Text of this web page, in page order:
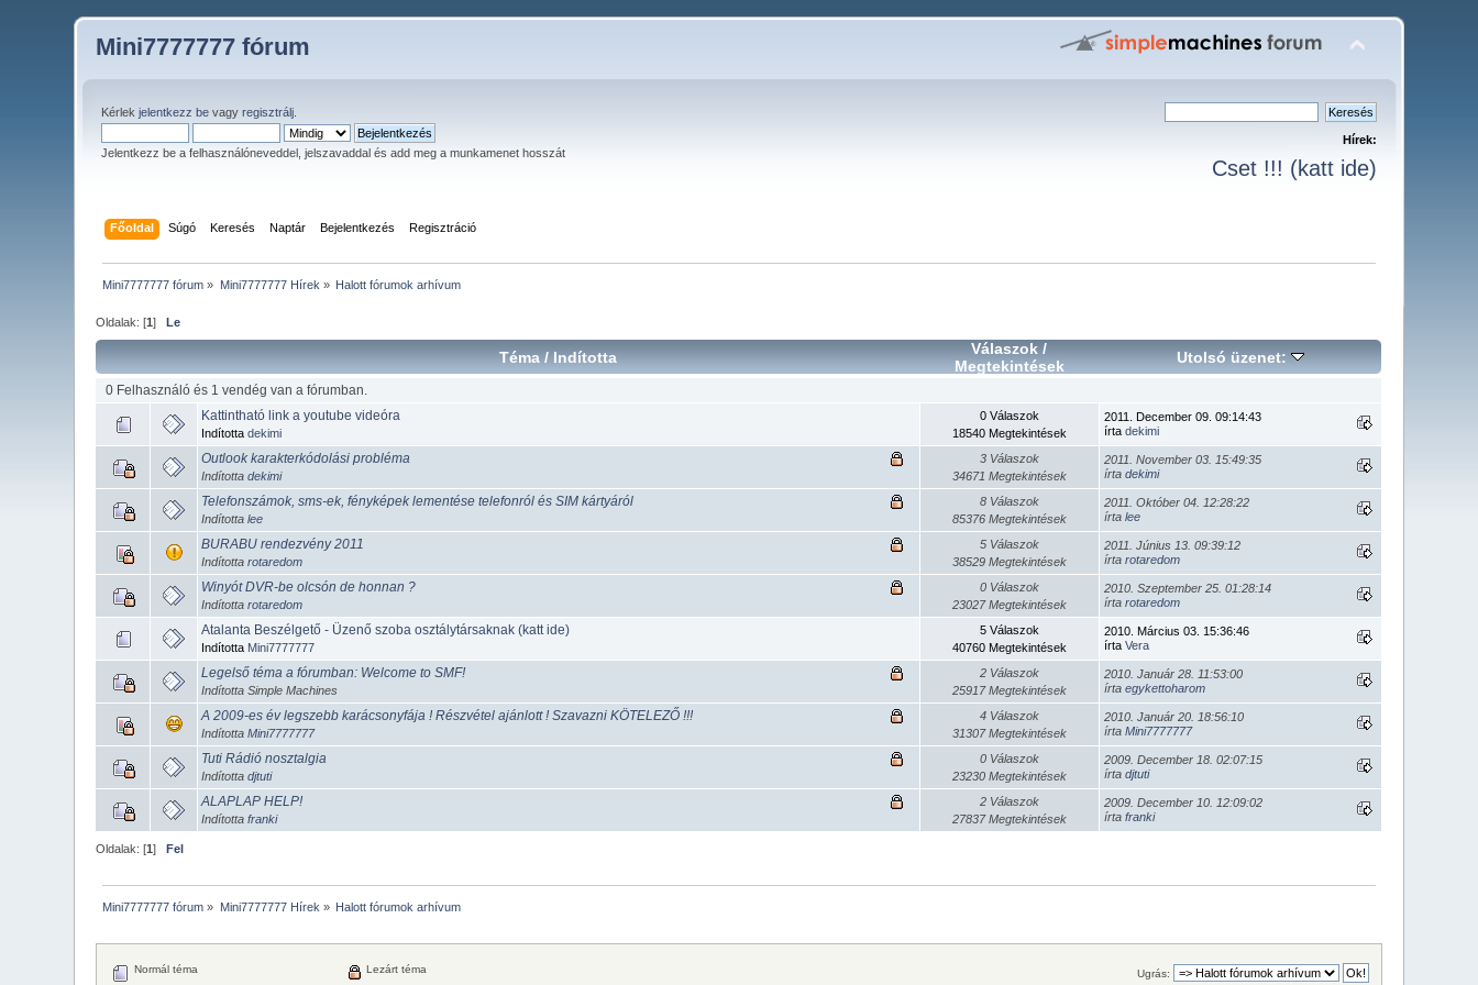
Mini7777777 fórum
Kérlekjelentkezz be vagyregisztrálj
Jelentkezz be a felhasználóneveddel, jelszavaddal és add meg a munkamenet hosszát
Hírek:
Cset !!! (katt ide)
Főoldal Súgó Keresés Naptár Bejelentkezés Regisztráció
Mini7777777 fórum » Mini7777777 Hírek » Halott fórumok arhívum
Oldalak: [1] Le
Téma / Indította
Válaszok /
Megtekintések
Utolsó üzenet:
0 Felhasználó és 1 vendég van a fórumban.
Kattintható link a youtube videóra
Indítottadekimi
0 Válaszok
18540 Megtekintések
2011. December 09. 09:14:43
írtadekimi
Outlook karakterkódolási probléma
Indítottadekimi
3 Válaszok
34671 Megtekintések
2011. November 03. 15:49:35
írtadekimi
Telefonszámok, sms-ek, fényképek lementése telefonról és SIM kártyáról
Indítottalee
8 Válaszok
85376 Megtekintések
2011. Október 04. 12:28:22
írtalee
BURABU rendezvény 2011
Indítottarotaredom
5 Válaszok
38529 Megtekintések
2011. Június 13. 09:39:12
írtarotaredom
Winyót DVR-be olcsón de honnan ?
Indítottarotaredom
0 Válaszok
23027 Megtekintések
2010. Szeptember 25. 01:28:14
írtarotaredom
Atalanta Beszélgető - Üzenő szoba osztálytársaknak (katt ide)
Indította Mini7777777
5 Válaszok
40760 Megtekintések
2010. Március 03. 15:36:46
írtaVera
Legelső téma a fórumban: Welcome to SMF!
Indította Simple Machines
2 Válaszok
25917 Megtekintések
2010. Január 28. 11:53:00
írtaegykettoharom
A 2009-es év legszebb karácsonyfája ! Részvétel ajánlott ! Szavazni KÖTELEZŐ !!!
IndítottaMini7777777
4 Válaszok
31307 Megtekintések
2010. Január 20. 18:56:10
írtaMini7777777
Tuti Rádió nosztalgia
Indítottadjtuti
0 Válaszok
23230 Megtekintések
2009. December 18. 02:07:15
írtadjtuti
ALAPLAP HELP!
Indítottafranki
2 Válaszok
27837 Megtekintések
2009. December 10. 12:09:02
írtafranki
Oldalak: [1]Fel
Mini7777777 fórum » Mini7777777 Hírek» Halott fórumok arhívum
Ugrás:
Normál téma
Lezárt téma